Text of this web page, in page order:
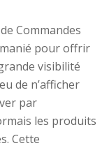
Commandes
pour offrir
visibilité
de n’afficher
par
les produits
Cette